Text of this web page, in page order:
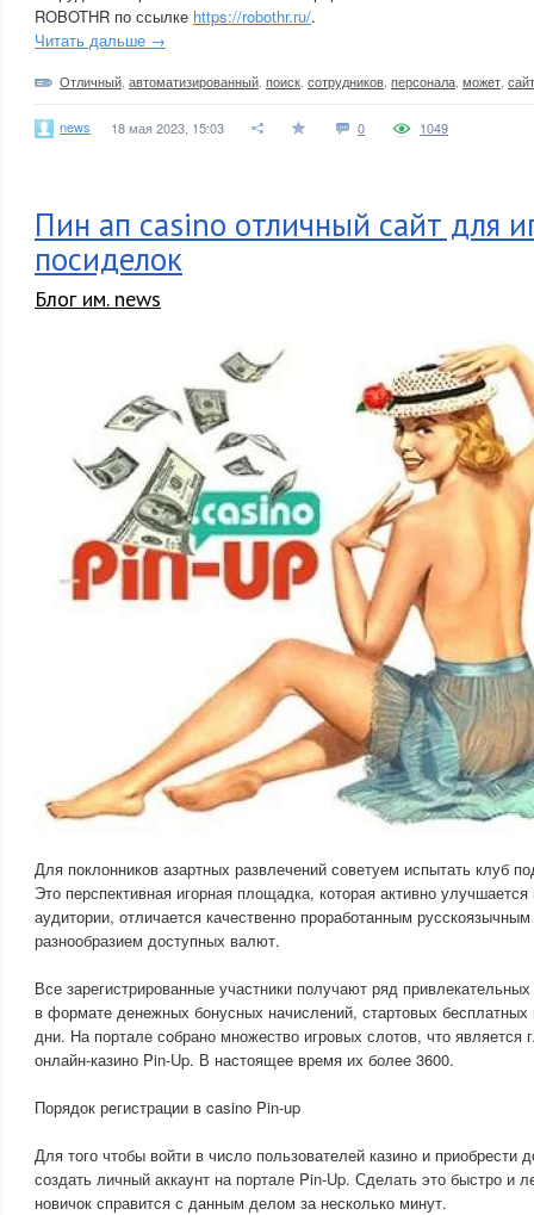
ROBOTHR по ссылке https://robothr.ru/.
Читать дальше →
Отличный автоматизированный поиск сотрудников персонала может сайт
news 18 мая 2023, 15:03 0 1049
Пин ап casino отличный сайт для
посиделок
Блог им. news
Для поклонников азартных развлечений советуем испытать клуб
Это перспективная игорная площадка, которая активно
аудитории, отличается качественно проработанным
разнообразием доступных валют.
Все зарегистрированные участники получают ряд
в формате денежных бонусных начислений, стартовых
дни. На портале собрано множество игровых слотов, что является
онлайн-казино Pin-Up. В настоящее время их более 3600.
Порядок регистрации в casino Pin-up
Для того чтобы войти в число пользователей казино и приобрести
создать личный аккаунт на портале Pin-Up. Сделать это быстро и
новичок справится с данным делом за несколько минут.